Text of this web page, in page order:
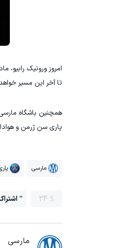
امروز ورونیک
تا آخر این مسیر
همچنین باشگاه
پاری سن ژرمن و
مارسی
24
مارسی